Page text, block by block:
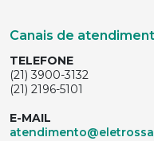
Canais de
TELEFONE
(21) 3900-3132
(21) 2196-5101
E-MAIL